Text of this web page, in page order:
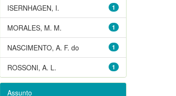
1
ISERNHAGEN, I.
1
MORALES, M. M.
1
NASCIMENTO, A. F. do
1
ROSSONI, A. L.
Assunto